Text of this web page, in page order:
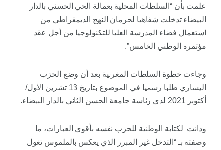
علمت بأن “السلطات المحلية بعمالة الحي الحسني بالدار
البيضاء تدخلت شفاهيا لحرمان النهج الديمقراطي من
استعمال فضاء المدرسة العليا للتكنولوجيا من أجل عقد
مؤتمره الوطني الخامس”.
وجاءت خطوة السلطات المغربية بعد أن وضع الحزب
اليساري طلبا رسميا في الموضوع بتاريخ 13 تشرين الأول/
أكتوبر 2021 لدى رئاسة جامعة الحسن الثاني بالدار البيضاء.
ودانت الكتابة الوطنية للحزب نفسه بأقوى العبارات، ما
وصفته بـ “التدخل غير المبرر الذي يعكس بالملموس تغول